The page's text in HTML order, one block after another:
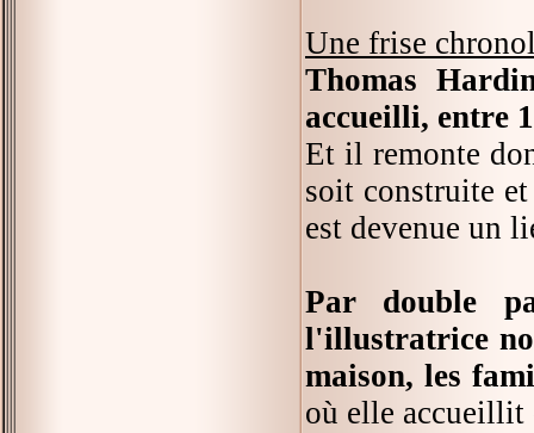
Une frise
Thomas
accueilli, entre
Et il remonte
soit construite
est devenue un
Par double
l'illustratrice
maison, les
où elle accueillit